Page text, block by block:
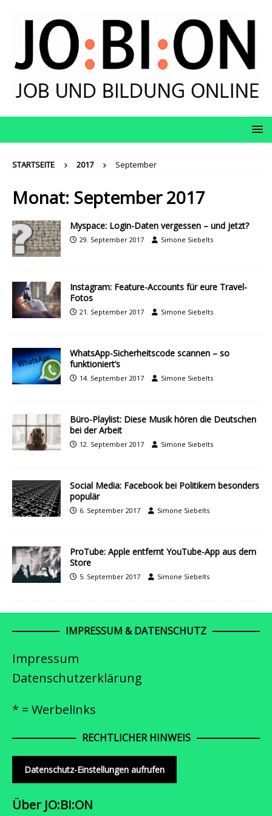
STARTSEITE 2017 September
Monat: September 2017
Myspace: Login-Daten vergessen – und jetzt?
29. September 2017 Simone Siebelts
Instagram: Feature-Accounts für eure Travel-
Fotos
21. September 2017 Simone Siebelts
WhatsApp-Sicherheitscode scannen – so
funktioniert’s
14. September 2017 Simone Siebelts
Büro-Playlist: Diese Musik hören die Deutschen
bei der Arbeit
12. September 2017 Simone Siebelts
Social Media: Facebook bei Politikern besonders
populär
6. September 2017 Simone Siebelts
ProTube: Apple entfernt YouTube-App aus dem
Store
5. September 2017 Simone Siebelts
IMPRESSUM & DATENSCHUTZ
Impressum
Datenschutzerklärung
* = Werbelinks
RECHTLICHER HINWEIS
Datenschutz-Einstellungen aufrufen
Über JO:BI:ON